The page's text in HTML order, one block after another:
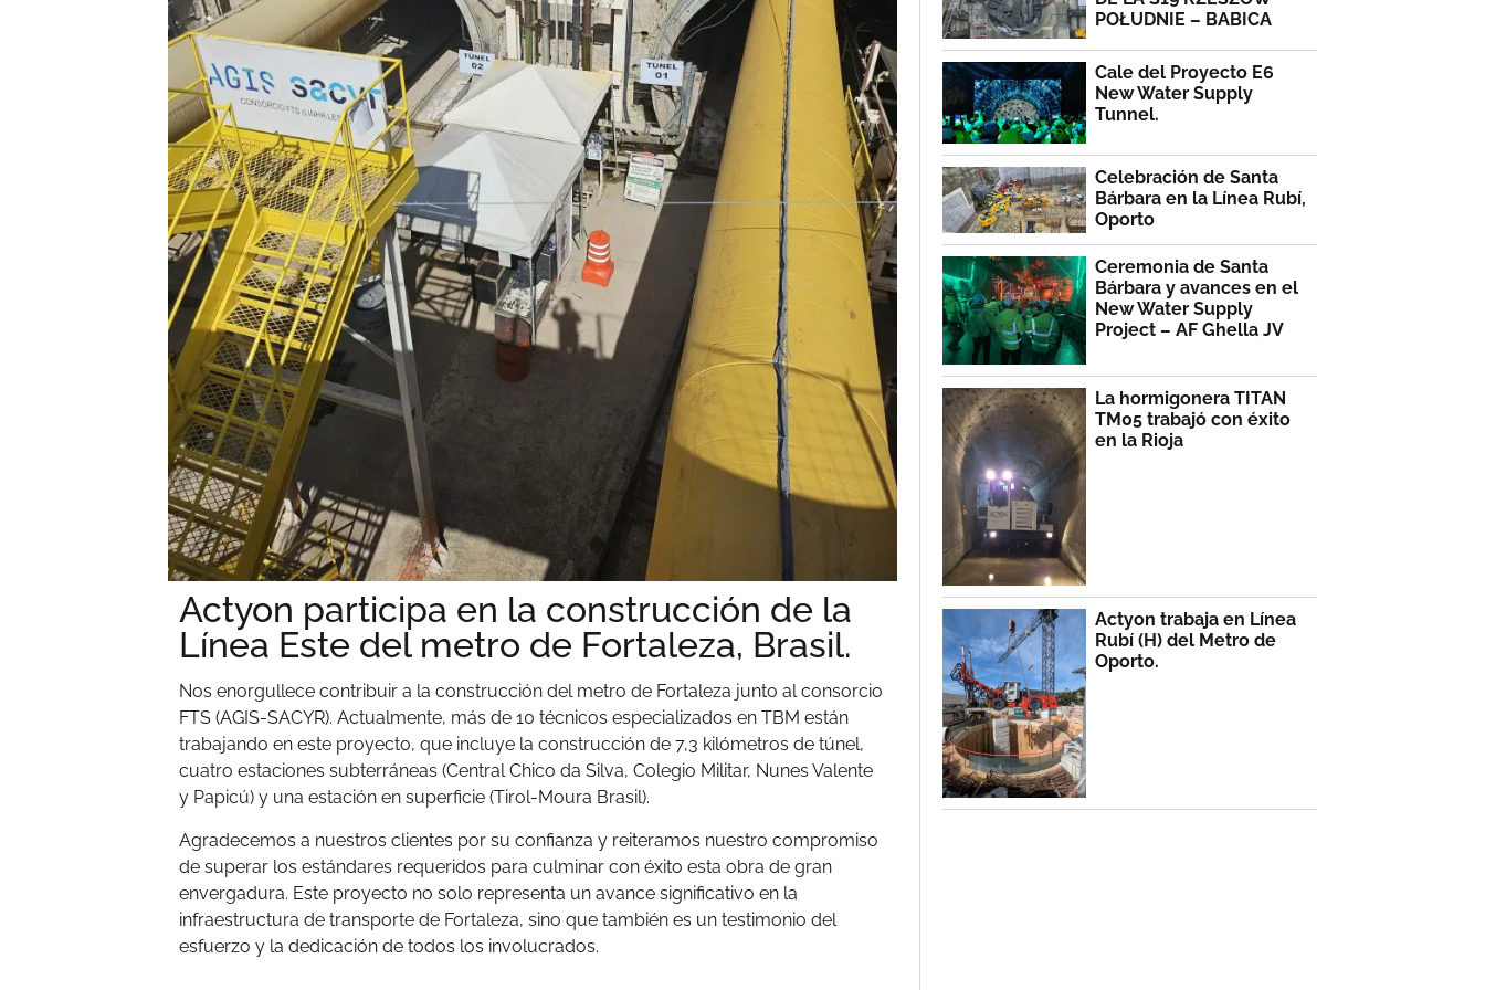
Actyon participa en la construcción de la
Línea Este del metro de Fortaleza, Brasil.
Nos enorgullece contribuir a la construcción del metro de Fortaleza junto al consorcio
FTS (AGIS-SACYR). Actualmente, más de 10 técnicos especializados en TBM están
trabajando en este proyecto, que incluye la construcción de 7,3 kilómetros de túnel,
cuatro estaciones subterráneas (Central Chico da Silva, Colegio Militar, Nunes Valente
y Papicú) y una estación en superficie (Tirol-Moura Brasil).
Agradecemos a nuestros clientes por su confianza y reiteramos nuestro compromiso
de superar los estándares requeridos para culminar con éxito esta obra de gran
envergadura. Este proyecto no solo representa un avance significativo en la
infraestructura de transporte de Fortaleza, sino que también es un testimonio del
esfuerzo y la dedicación de todos los involucrados.
POŁUDNIE – BABICA
Cale del Proyecto E6
New Water Supply
Tunnel.
Celebración de Santa
Bárbara en la Línea Rubí,
Oporto
Ceremonia de Santa
Bárbara y avances en el
New Water Supply
Project – AF Ghella JV
La hormigonera TITAN
TM05 trabajó con éxito
en la Rioja
Actyon trabaja en Línea
Rubí (H) del Metro de
Oporto.